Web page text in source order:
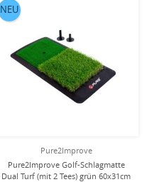
Pure2Improve
Pure2Improve Golf-Schlagmatte
Dual Turf (mit 2 Tees) grün 60x31cm
NEU